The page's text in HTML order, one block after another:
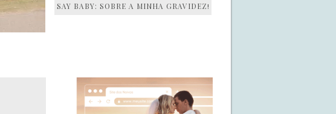
SAY BABY: SOBRE A MINHA GRAVIDEZ!
SIDEBAR